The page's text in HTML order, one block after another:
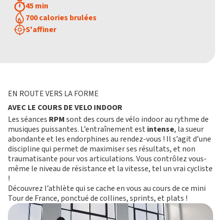
45 min
700 calories brulées
S'affiner
EN ROUTE VERS LA FORME
AVEC LE COURS DE VELO INDOOR
Les séances RPMsont des cours de vélo indoor au rythme de
musiques puissantes. L’entraînement est intense, la sueur
abondante et les endorphines au rendez-vous ! Il s’agit d’une
discipline qui permet de maximiser ses résultats, et non
traumatisante pour vos articulations. Vous contrôlez vous-
même le niveau de résistance et la vitesse, tel un vrai cycliste
!
Découvrez l’athlète qui se cache en vous au cours de ce mini
Tour de France, ponctué de collines, sprints, et plats !